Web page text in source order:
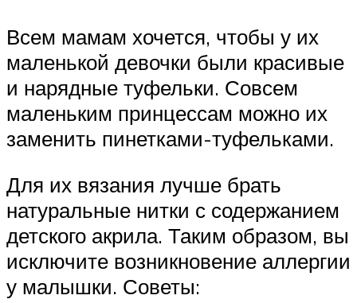
Всем мамам хочется, чтобы у их
маленькой девочки были красивые
и нарядные туфельки. Совсем
маленьким принцессам можно их
заменить пинетками-туфельками.
Для их вязания лучше брать
натуральные нитки с содержанием
детского акрила. Таким образом, вы
исключите возникновение аллергии
у малышки. Советы: